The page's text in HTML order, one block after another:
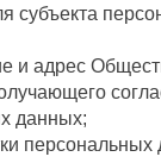
субъекта
и адрес
данных;
персональных